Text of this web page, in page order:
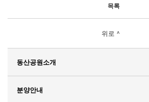
목록
위로 ^
동산공원소개
인사말
분양안내